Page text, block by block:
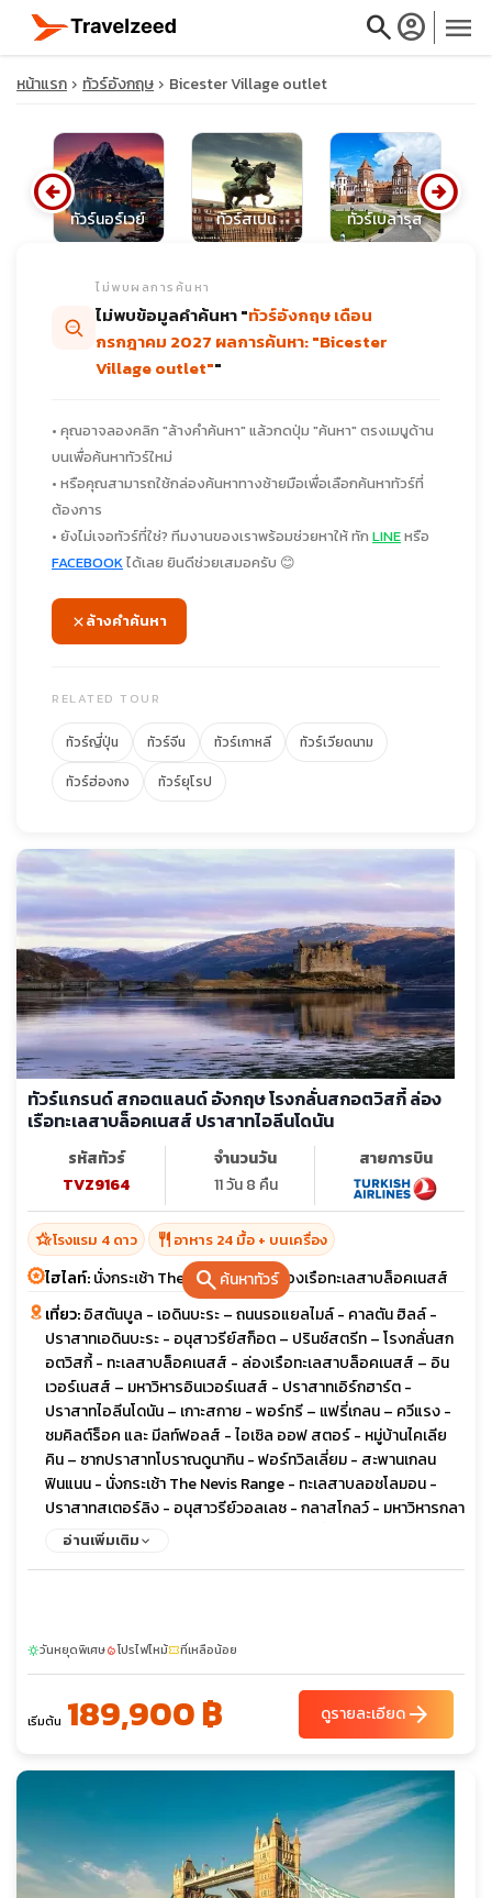
searchaccount_circle menu
close
calendar_month
search
หน้าแรก ทัวร์อังกฤษ Bicester Village outlet
ทัวร์นอร์เวย์ ทัวร์สเปน ทัวร์เบลารุส
arrow_circle_left arrow_circle_right
searchค้นหาทัวร์
ไม่พบผลการค้นหา
ไม่พบข้อมูลคำค้นหา "ทัวร์อังกฤษ เดือน
กรกฎาคม 2027 ผลการค้นหา: "Bicester
Village outlet""
• คุณอาจลองคลิก "ล้างคำค้นหา" แล้วกดปุ่ม "ค้นหา" ตรงเมนูด้าน
บนเพื่อค้นหาทัวร์ใหม่
• หรือคุณสามารถใช้กล่องค้นหาทางซ้ายมือเพื่อเลือกค้นหาทัวร์ที่
ต้องการ
• ยังไม่เจอทัวร์ที่ใช่? ทีมงานของเราพร้อมช่วยหาให้ ทัก LINEหรือ
FACEBOOKได้เลย ยินดีช่วยเสมอครับ 😊
ล้างคำค้นหา
RELATED TOUR
ทัวร์ญี่ปุ่น ทัวร์จีน ทัวร์เกาหลี
ทัวร์เวียดนาม
ทัวร์ฮ่องกง
ทัวร์ยุโรป
ทัวร์แกรนด์ สกอตแลนด์ อังกฤษ โรงกลั่นสกอตวิสกี้ ล่อง
เรือทะเลสาบล็อคเนสส์ ปราสาทไอลีนโดนัน
รหัสทัวร์
TVZ9164
จำนวนวัน
11 วัน 8 คืน
สายการบิน
hotel_classโรงแรม 4 ดาว restaurant อาหาร 24 มื้อ + บนเครื่อง
ไฮไลท์:นั่งกระเช้า The Nevis Range ล่องเรือทะเลสาบล็อคเนสส์
เที่ยว:อิสตันบูล - เอดินบะระ – ถนนรอแยลไมล์ - คาลตัน ฮิลล์ -
ปราสาทเอดินบะระ - อนุสาวรีย์สก็อต – ปรินซ์สตรีท – โรงกลั่นสก
อตวิสกี้ - ทะเลสาบล็อคเนสส์ - ล่องเรือทะเลสาบล็อคเนสส์ – อิน
เวอร์เนสส์ – มหาวิหารอินเวอร์เนสส์ - ปราสาทเอิร์กฮาร์ต -
ปราสาทไอลีนโดนัน – เกาะสกาย - พอร์ทรี – แฟรี่เกลน – ควีแรง -
ชมคิลต์ร็อค และ มีลท์ฟอลส์ - ไอเซิล ออฟ สตอร์ - หมู่บ้านไคเลีย
คิน – ซากปราสาทโบราณดูนากิน - ฟอร์ทวิลเลี่ยม - สะพานเกลน
ฟินแนน - นั่งกระเช้า The Nevis Range - ทะเลสาบลอชโลมอน -
ปราสาทสเตอร์ลิง - อนุสาวรีย์วอลเลซ - กลาสโกลว์ - มหาวิหารกลา
สโกว์ – หอประชุมไคลด์ – ถนนบูคานัน – ช้อปปิ้งเอาท์เลต - เอดินเบ
อ่านเพิ่มเติม
sunnyวันหยุดพิเศษlocal_fire_departmentโปรไฟไหม้confirmation_numberที่เหลือน้อย
เริ่มต้น 189,900 ฿ ดูรายละเอียดarrow_forward